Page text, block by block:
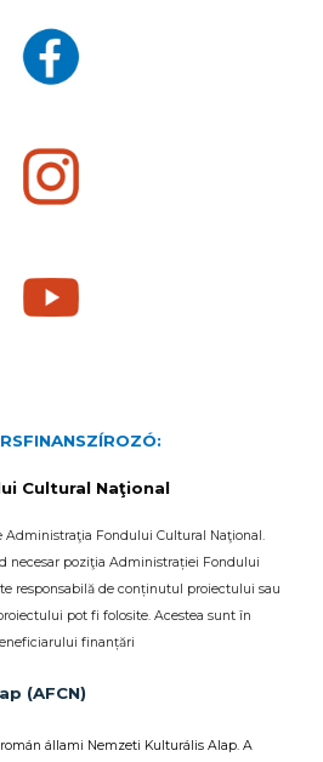
:
Cultural Naţional
Administraţia Fondului Cultural Naţional.
necesar poziţia Administrației Fondului
responsabilă de conținutul proiectului sau
pot fi folosite. Acestea sunt în
finanțări
(AFCN)
állami Nemzeti Kulturális Alap. A